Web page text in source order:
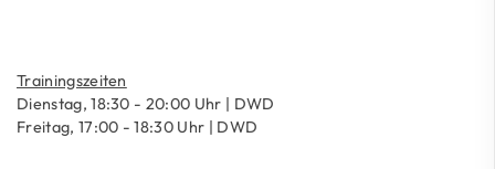
Trainingszeiten
Dienstag, 18:30 - 20:00 Uhr | DWD
Freitag, 17:00 - 18:30 Uhr | DWD